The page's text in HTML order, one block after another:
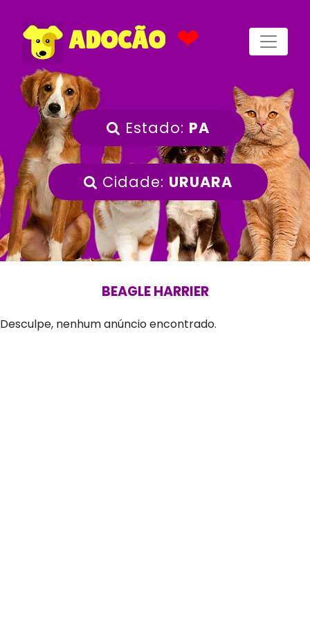
ADOCÃO ❤
Estado: PA
Cidade: URUARA
BEAGLE HARRIER
Desculpe, nenhum anúncio encontrado.